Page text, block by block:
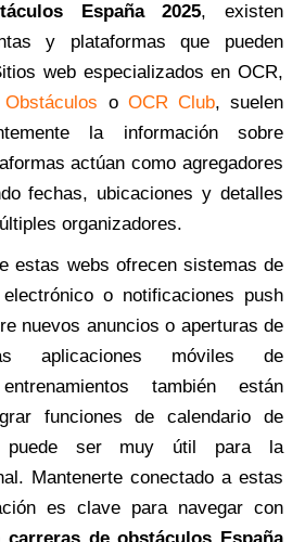
España 2025, existen
y plataformas que pueden
web especializados en OCR,
o OCR Club, suelen
la información sobre
actúan como agregadores
fechas, ubicaciones y detalles
organizadores.
estas webs ofrecen sistemas de
o notificaciones push
nuevos anuncios o aperturas de
aplicaciones móviles de
también están
funciones de calendario de
puede ser muy útil para la
Mantenerte conectado a estas
es clave para navegar con